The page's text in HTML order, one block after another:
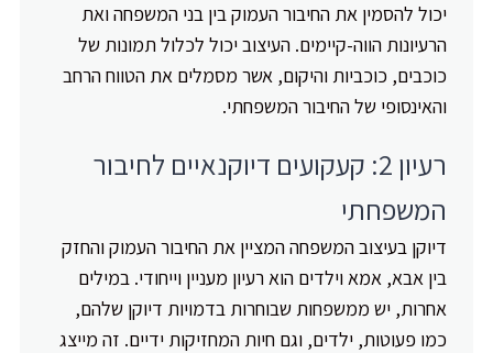
יכול להסמין את החיבור העמוק בין בני המשפחה ואת
הרעיונות הווה-קיימים. העיצוב יכול לכלול תמונות של
כוכבים, כוכביות והיקום, אשר מסמלים את הטווח הרחב
והאינסופי של החיבור המשפחתי.
רעיון 2: קעקועים דיוקנאיים לחיבור
המשפחתי
דיוקן בעיצוב המשפחה המציין את החיבור העמוק והחזק
בין אבא, אמא וילדים הוא רעיון מעניין וייחודי. במילים
אחרות, יש ממשפחות שבוחרות בדמויות דיוקן שלהם,
כמו פעוטות, ילדים, וגם חיות המחזיקות ידיים. זה מייצג